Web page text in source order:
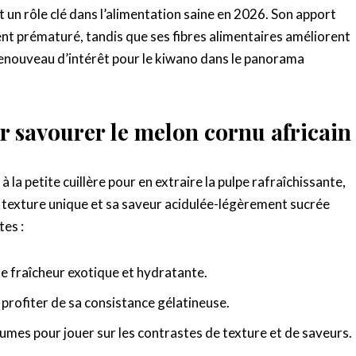
rôle clé dans l’alimentation saine en 2026. Son apport
prématuré, tandis que ses fibres alimentaires améliorent
d’intérêt pour le kiwano dans le panorama
savourer le melon cornu africain
la petite cuillère pour en extraire la pulpe rafraîchissante,
unique et sa saveur acidulée-légèrement sucrée
:
fraîcheur exotique et hydratante.
de sa consistance gélatineuse.
pour jouer sur les contrastes de texture et de saveurs.